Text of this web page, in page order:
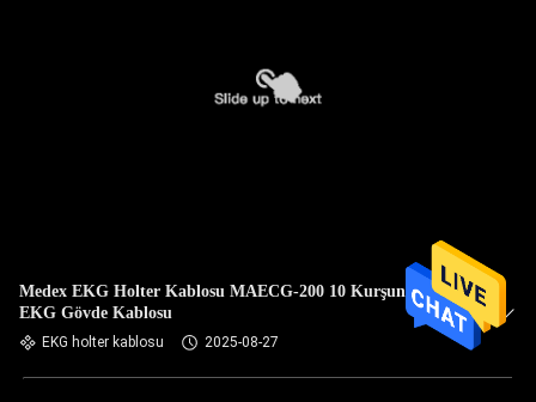
Medex EKG Holter Kablosu MAECG-200 10 Kurşunlu TPU
EKG Gövde Kablosu
EKG holter kablosu 2025-08-27